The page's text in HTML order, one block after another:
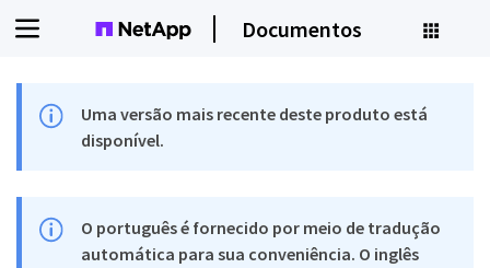
Documentos
Uma versão mais recente deste produto está
disponível.
O português é fornecido por meio de tradução
automática para sua conveniência. O inglês